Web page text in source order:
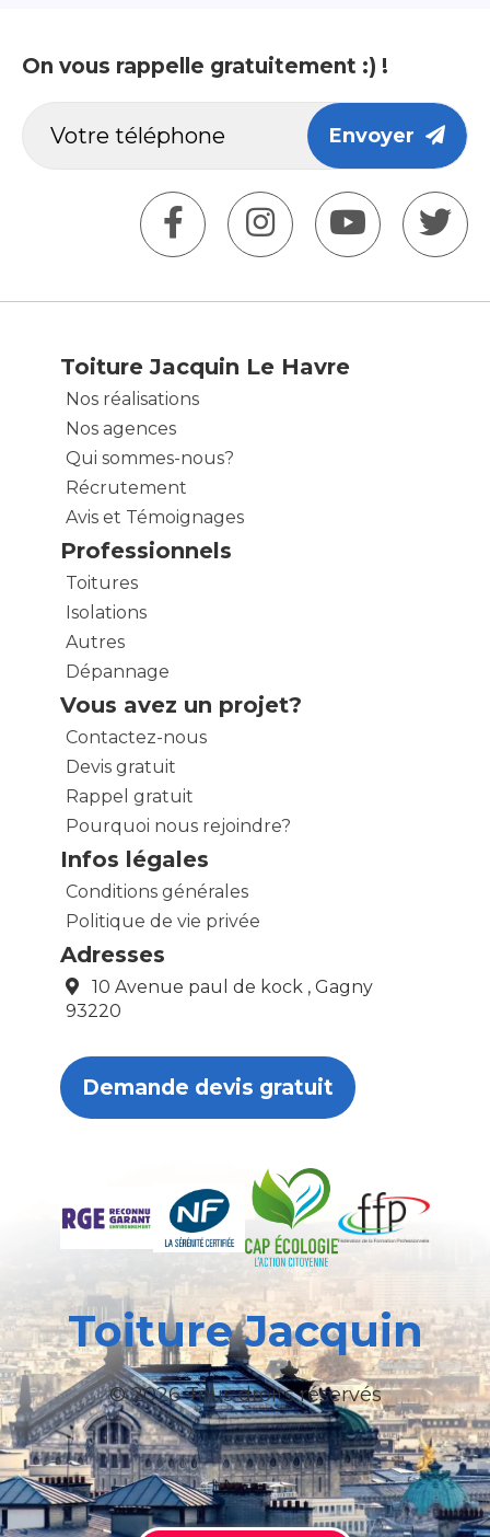
On vous rappelle gratuitement :) !
Envoyer
Toiture Jacquin Le Havre
Nos réalisations
Nos agences
Qui sommes-nous?
Récrutement
Avis et Témoignages
Professionnels
Toitures
Isolations
Autres
Dépannage
Vous avez un projet?
Contactez-nous
Devis gratuit
Rappel gratuit
Pourquoi nous rejoindre?
Infos légales
Conditions générales
Politique de vie privée
Adresses
10 Avenue paul de kock , Gagny
93220
Demande devis gratuit
Toiture Jacquin
© 2026 Tous droits réservés